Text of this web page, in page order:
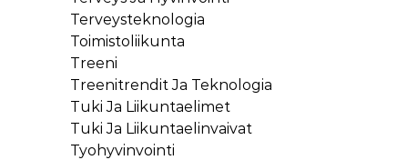
Terveysteknologia
Toimistoliikunta
Treeni
Treenitrendit Ja Teknologia
Tuki Ja Liikuntaelimet
Tuki Ja Liikuntaelinvaivat
Tyohyvinvointi